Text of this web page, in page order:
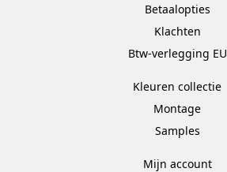
Betaalopties
Klachten
Btw-verlegging EU
Kleuren collectie
Montage
Samples
Mijn account